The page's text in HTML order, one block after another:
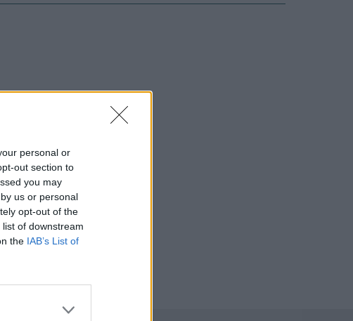
personal or
out section to
you may
us or personal
opt-out of the
of downstream
the IAB’s List of